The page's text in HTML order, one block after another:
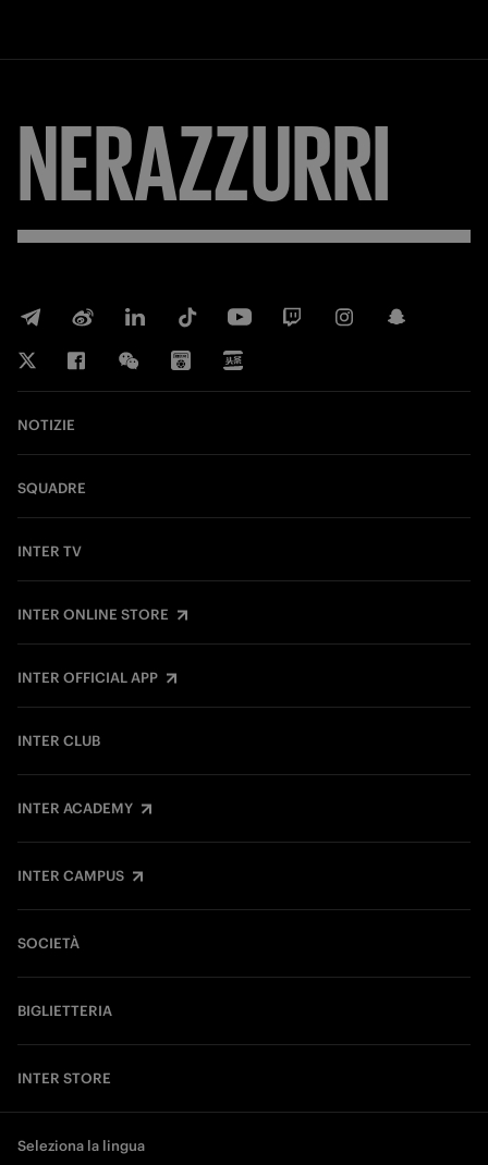
NERAZZURRI
NOTIZIE
SQUADRE
INTER TV
INTER ONLINE STORE
INTER OFFICIAL APP
INTER CLUB
INTER ACADEMY
INTER CAMPUS
SOCIETÀ
BIGLIETTERIA
INTER STORE
Seleziona la lingua